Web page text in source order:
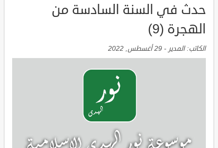
حدث في السنة السادسة من
الهجرة (9)
الكاتب:المدير - 29 أغسطس, 2022